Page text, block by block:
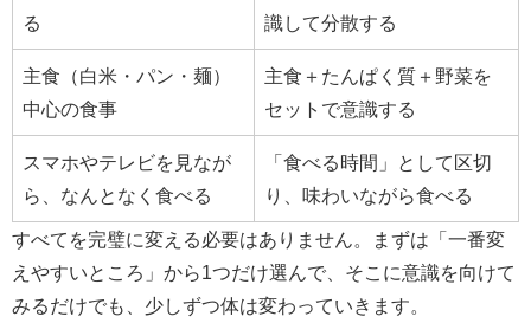
る
識して分散する
主食（白米・パン・麺）
中心の食事
主食＋たんぱく質＋野菜を
セットで意識する
スマホやテレビを見なが
ら、なんとなく食べる
「食べる時間」として区切
り、味わいながら食べる
すべてを完璧に変える必要はありません。まずは「一番変
えやすいところ」から1つだけ選んで、そこに意識を向けて
みるだけでも、少しずつ体は変わっていきます。